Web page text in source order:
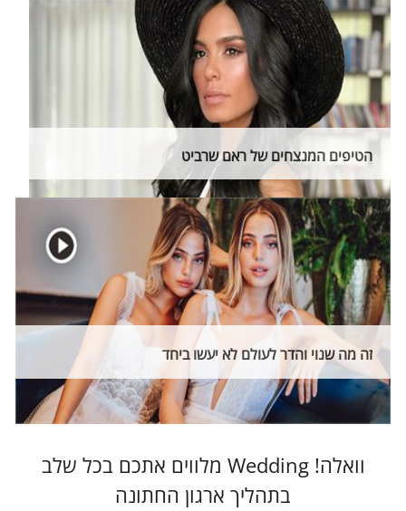
הטיפים המנצחים של ראם שרביט
זה מה שנוי והדר לעולם לא יעשו ביחד
וואלה! Wedding מלווים אתכם בכל שלב
בתהליך ארגון החתונה